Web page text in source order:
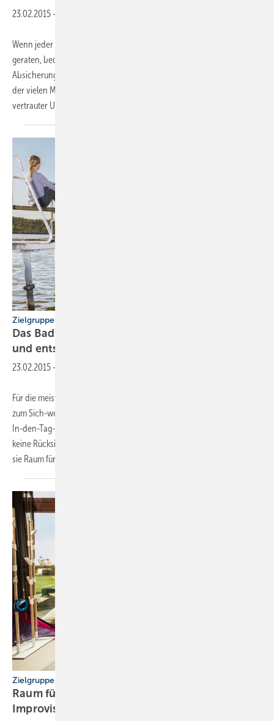
23.02.2015 -
Wenn jeder Schritt wohl überlegt sein will, um nicht ins Wanken zu
geraten, bedeutet Geborgenheit Freiheit. Freiheit von lästigen
Absicherungen und umständlichem Getue, Freiheit der Bewegung und
der vielen Möglichkeiten. Ein engmaschiges Sicherheitsnetz aus
vertrauter Umgebung,
Zielgruppe Singles
Das Bad als Ort, wo Individualisten träumen
und entspannen
23.02.2015 -
Für die meisten allein lebenden Badnutzer ist das Badezimmer ein Ort
zum Sich-weg-Träumen, zum Sich-schön-Machen, zum energetischen
In-den-Tag-Starten und abendlichen Runterkommen. Sie brauchen
keine Rücksicht auf Bedürfnisse anderer zu nehmen. Dafür brauchen
sie Raum für individuelle
Zielgruppe Familie
Raum für gemeinsame Rituale und zur
Improvisation